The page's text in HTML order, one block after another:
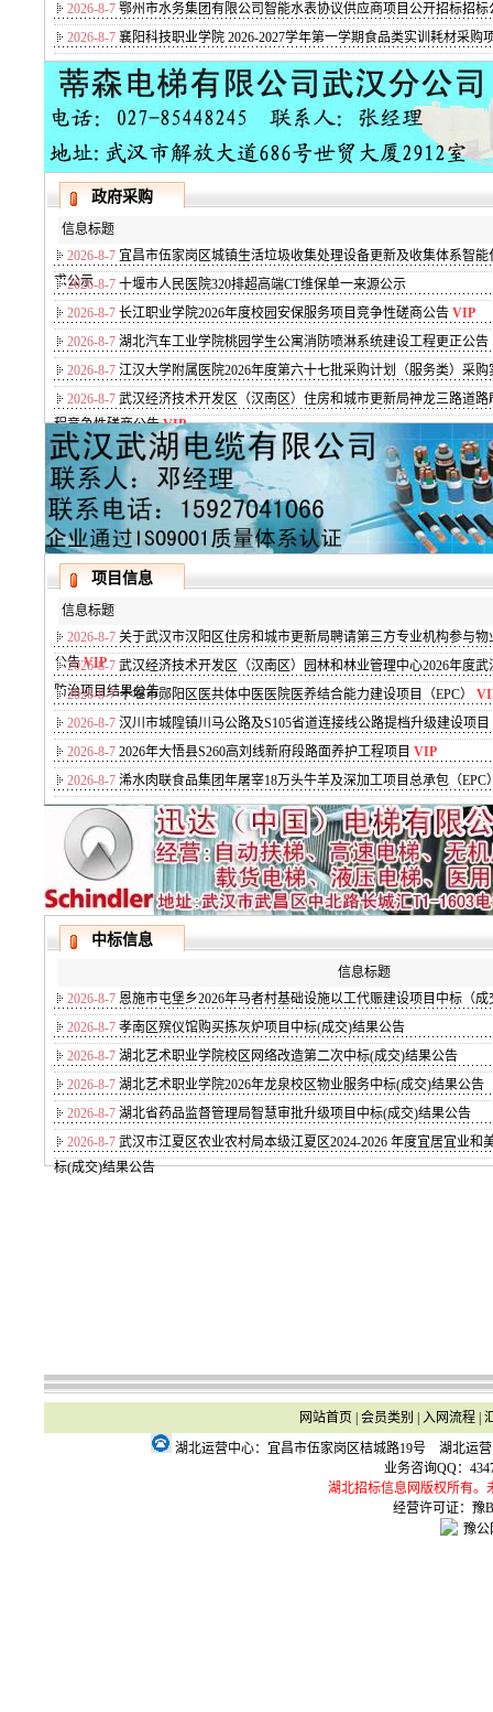
2026-8-7 鄂州市水务集团有限公司智能水表协议供应商项目公开招标招标
2026-8-7 襄阳科技职业学院 2026-2027学年第一学期食品类实训耗材采购
政府采购
信息标题
2026-8-7 宜昌市伍家岗区城镇生活垃圾收集处理设备更新及收集体系智
求公示
2026-8-7 十堰市人民医院320排超高端CT维保单一来源公示
2026-8-7 长江职业学院2026年度校园安保服务项目竞争性磋商公告VIP
2026-8-7 湖北汽车工业学院桃园学生公寓消防喷淋系统建设工程更正公告
2026-8-7 江汉大学附属医院2026年度第六十七批采购计划（服务类）采
2026-8-7 武汉经济技术开发区（汉南区）住房和城市更新局神龙三路道
程竞争性磋商公告VIP
项目信息
信息标题
2026-8-7 关于武汉市汉阳区住房和城市更新局聘请第三方专业机构参与
公告VIP
2026-8-7 武汉经济技术开发区（汉南区）园林和林业管理中心2026年度
防治项目结果公告
2026-8-7十堰市郧阳区医共体中医医院医养结合能力建设项目（EPC）
2026-8-7 汉川市城隍镇川马公路及S105省道连接线公路提档升级建设项目
2026-8-7 2026年大悟县S260高刘线新府段路面养护工程项目 VIP
2026-8-7 浠水肉联食品集团年屠宰18万头牛羊及深加工项目总承包（EPC
中标信息
信息标题
2026-8-7 恩施市屯堡乡2026年马者村基础设施以工代赈建设项目中标（成
2026-8-7 孝南区殡仪馆购买拣灰炉项目中标(成交)结果公告
2026-8-7 湖北艺术职业学院校区网络改造第二次中标(成交)结果公告
2026-8-7 湖北艺术职业学院2026年龙泉校区物业服务中标(成交)结果公告
2026-8-7 湖北省药品监督管理局智慧审批升级项目中标(成交)结果公告
2026-8-7 武汉市江夏区农业农村局本级江夏区2024-2026 年度宜居宜业和
标(成交)结果公告
网站首页 会员类别 入网流程|
湖北运营中心：宜昌市伍家岗区桔城路19号 湖北运
业务咨询QQ：
湖北招标信息网版权所有。
经营许可证：豫
豫公